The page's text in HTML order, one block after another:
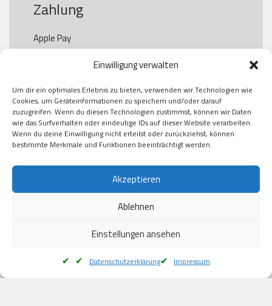
Einwilligung verwalten
Um dir ein optimales Erlebnis zu bieten, verwenden wir Technologien wie
Cookies, um Geräteinformationen zu speichern und/oder darauf
zuzugreifen. Wenn du diesen Technologien zustimmst, können wir Daten
wie das Surfverhalten oder eindeutige IDs auf dieser Website verarbeiten.
Wenn du deine Einwilligung nicht erteilst oder zurückziehst, können
bestimmte Merkmale und Funktionen beeinträchtigt werden.
Akzeptieren
Ablehnen
Einstellungen ansehen
Datenschutzerklärung Impressum
Zahlung
Apple Pay
Paypal
Kauf auf Rechung
Klarna
American Express